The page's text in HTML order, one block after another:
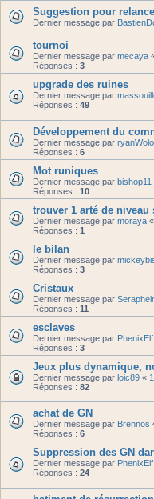
Suggestion pour
Dernier message par
tournoi
Dernier message par mecaya
Réponses : 3
upgrade des ruines
Dernier message par
Réponses : 49
Développement du
Dernier message par
Réponses : 6
Mot runiques
Dernier message par bishop11
Réponses : 10
trouver 1 arté de
Dernier message par moraya «
Réponses : 1
le bilan
Dernier message par
Réponses : 3
Cristaux
Dernier message par
Réponses : 11
esclaves
Dernier message par PhenixElf
Réponses : 3
Jeux plus dynamique,
Dernier message par loic89 «
Réponses : 82
achat de GN
Dernier message par Brennos
Réponses : 6
Suppression des GN
Dernier message par PhenixElf
Réponses : 24